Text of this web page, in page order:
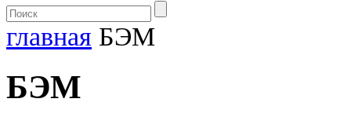
главная БЭМ
БЭМ